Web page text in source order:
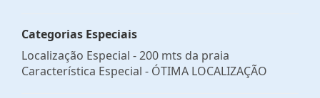
Categorias Especiais
Localização Especial - 200 mts da praia
Característica Especial - ÓTIMA LOCALIZAÇÃO